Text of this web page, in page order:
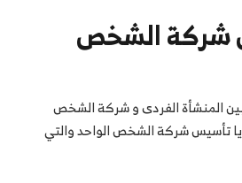
شركة الشخص
المنشأة الفردى و شركة الشخص
تأسيس شركة الشخص الواحد والتي